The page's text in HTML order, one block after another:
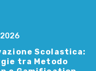
Scolastica:
tra Metodo